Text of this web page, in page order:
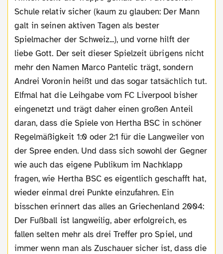
Schule relativ sicher (kaum zu glauben: Der Mann
galt in seinen aktiven Tagen als bester
Spielmacher der Schweiz...), und vorne hilft der
liebe Gott. Der seit dieser Spielzeit übrigens nicht
mehr den Namen Marco Pantelic trägt, sondern
Andrei Voronin heißt und das sogar tatsächlich tut.
Elfmal hat die Leihgabe vom FC Liverpool bisher
eingenetzt und trägt daher einen großen Anteil
daran, dass die Spiele von Hertha BSC in schöner
Regelmäßigkeit 1:0 oder 2:1 für die Langweiler von
der Spree enden. Und dass sich sowohl der Gegner
wie auch das eigene Publikum im Nachklapp
fragen, wie Hertha BSC es eigentlich geschafft hat,
wieder einmal drei Punkte einzufahren. Ein
bisschen erinnert das alles an Griechenland 2004:
Der Fußball ist langweilig, aber erfolgreich, es
fallen selten mehr als drei Treffer pro Spiel, und
immer wenn man als Zuschauer sicher ist, dass die